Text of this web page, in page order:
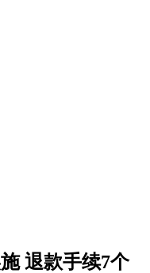
退款手续7个